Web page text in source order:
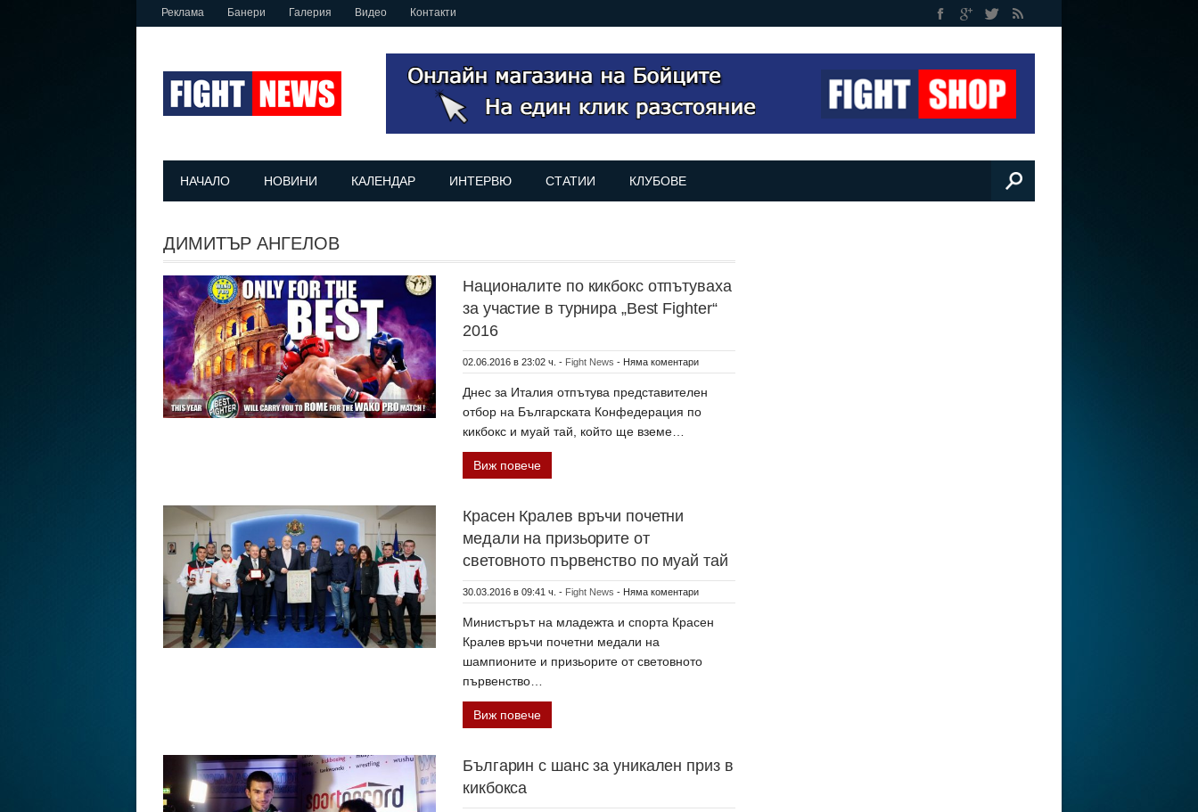
Реклама Банери Галерия Видео Контакти
НАЧАЛО НОВИНИ КАЛЕНДАР ИНТЕРВЮ СТАТИИ КЛУБОВЕ
ДИМИТЪР АНГЕЛОВ
Националите по кикбокс отпътуваха
за участие в турнира „Best Fighter“
2016
02.06.2016 в 23:02 ч. - Fight News - Няма коментари
Днес за Италия отпътува представителен
отбор на Българската Конфедерация по
кикбокс и муай тай, който ще вземе…
Виж повече
Красен Кралев връчи почетни
медали на призьорите от
световното първенство по муай тай
30.03.2016 в 09:41 ч. - Fight News - Няма коментари
Министърът на младежта и спорта Красен
Кралев връчи почетни медали на
шампионите и призьорите от световното
първенство…
Виж повече
Българин с шанс за уникален приз в
кикбокса